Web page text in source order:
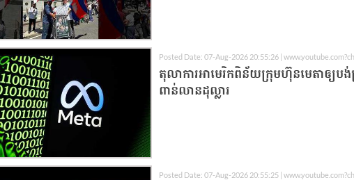
Posted Date: 07-Aug-2026 20:55:26 |
តុលាការអាមេរិកពិន័យក្រុមហ៊ុនមេតាឲ្យបង់
ពាន់លានដុល្លារ
Posted Date: 07-Aug-2026 20:55:25 |